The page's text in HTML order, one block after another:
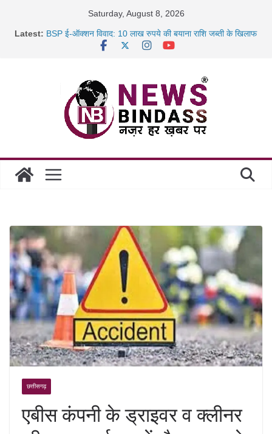
Saturday, August 8, 2026
Latest: BSP ई-ऑक्शन विवाद: 10 लाख रुपये की बयाना राशि जब्ती के खिलाफ
साइबर ठगी पर दुर्ग पुलिस का बड़ा एक्शन: 13 म्यूल बैंक खाताधारक
गिरफ्तार
छत्तीसगढ़
एबीस कंपनी के ड्राइवर व क्लीनर